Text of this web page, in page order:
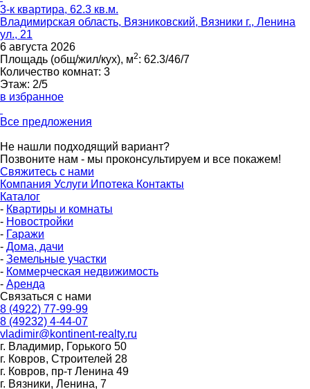
3-к квартира, 62.3 кв.м.
Владимирская область, Вязниковский, Вязники г., Ленина
ул., 21
6 августа 2026
Площадь (общ/жил/кух), м2: 62.3/46/7
Количество комнат: 3
Этаж: 2/5
в избранное
Все предложения
Не нашли подходящий вариант?
Позвоните нам - мы проконсультируем и все покажем!
Свяжитесь с нами
Компания Услуги Ипотека Контакты
Каталог
- Квартиры и комнаты
- Новостройки
- Гаражи
- Дома, дачи
- Земельные участки
- Коммерческая недвижимость
- Аренда
Связаться с нами
8 (4922) 77-99-99
8 (49232) 4-44-07
vladimir@kontinent-realty.ru
г. Владимир, Горького 50
г. Ковров, Строителей 28
г. Ковров, пр-т Ленина 49
г. Вязники, Ленина, 7